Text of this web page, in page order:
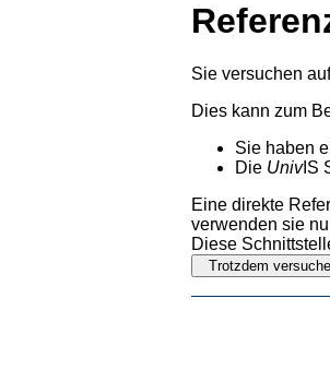
Sie versuchen
Dies kann zum
Sie haben
Die UnivIS
Eine direkte
verwenden sie
Diese